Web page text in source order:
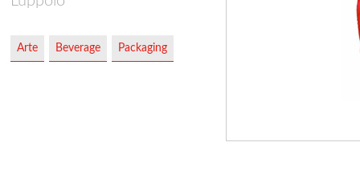
Arte Beverage Packaging